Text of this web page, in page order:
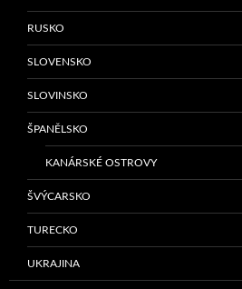
RUSKO
SLOVENSKO
SLOVINSKO
ŠPANĚLSKO
KANÁRSKÉ OSTROVY
ŠVÝCARSKO
TURECKO
UKRAJINA